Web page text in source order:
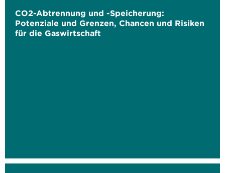
CO2-Abtrennung und -Speicherung:
Potenziale und Grenzen, Chancen und Risiken
für die Gaswirtschaft